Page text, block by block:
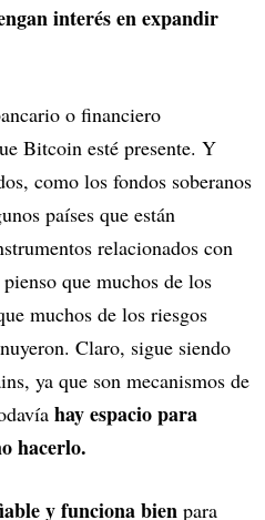
interés en expandir
o financiero
Bitcoin esté presente. Y
como los fondos soberanos
países que están
relacionados con
que muchos de los
muchos de los riesgos
Claro, sigue siendo
ya que son mecanismos de
hay espacio para
hacerlo.
y funciona bien para